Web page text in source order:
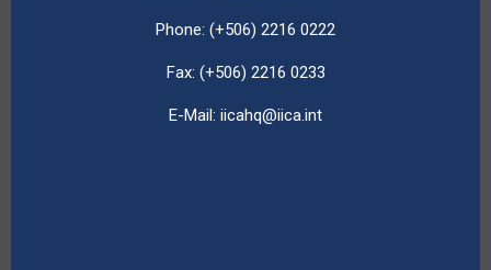
Phone: (+506) 2216 0222
Fax: (+506) 2216 0233
E-Mail: iicahq@iica.int